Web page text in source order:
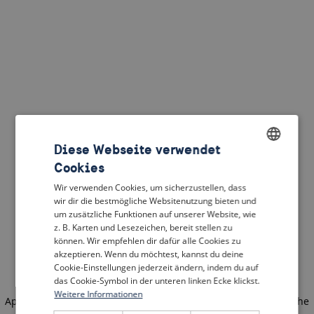
Application error: a client-side exception has occurred
(see the
DUTCH
FRENCH
GERMAN
Diese Webseite verwendet
Cookies
Wir verwenden Cookies, um sicherzustellen, dass
wir dir die bestmögliche Websitenutzung bieten und
um zusätzliche Funktionen auf unserer Website, wie
z. B. Karten und Lesezeichen, bereit stellen zu
können. Wir empfehlen dir dafür alle Cookies zu
akzeptieren. Wenn du möchtest, kannst du deine
Cookie-Einstellungen jederzeit ändern, indem du auf
das Cookie-Symbol in der unteren linken Ecke klickst.
Weitere Informationen